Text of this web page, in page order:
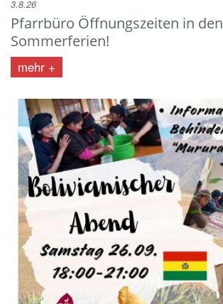
Pfarrbüro Öffnungszeiten in den
Sommerferien!
3.8.26
mehr